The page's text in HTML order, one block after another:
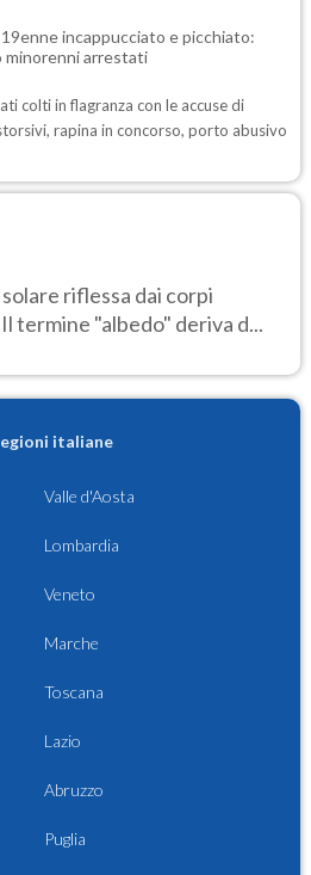
incappucciato e picchiato:
arrestati
colti in flagranza con le accuse di
rapina in concorso, porto abusivo
riflessa dai corpi
termine "albedo" deriva d...
italiane
Valle d'Aosta
Lombardia
Veneto
Marche
Toscana
Lazio
Abruzzo
Puglia